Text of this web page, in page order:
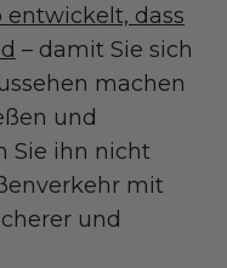
entwickelt, dass
– damit Sie sich
machen
und
Sie ihn nicht
mit
und